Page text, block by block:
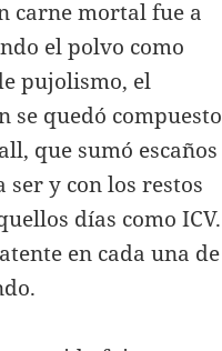
carne mortal fue a
el polvo como
pujolismo, el
se quedó compuesto
que sumó escaños
ser y con los restos
días como ICV.
en cada una de